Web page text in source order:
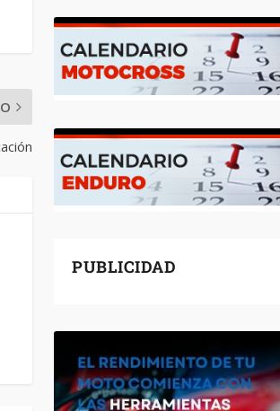
PUBLICIDAD